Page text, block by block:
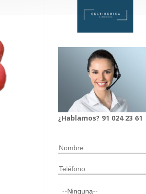
¿Hablamos? 91 024 23 61